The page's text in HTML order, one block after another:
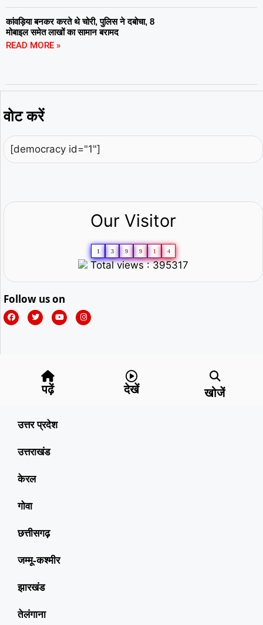
कांवड़िया बनकर करते थे चोरी, पुलिस ने दबोचा, 8
मोबाइल समेत लाखों का सामान बरामद
READ MORE »
वोट करें
[democracy id="1"]
Our Visitor
1 3 9 9 1 4
Total views : 395317
Follow us on
पढ़ें देखें खोजें
उत्तर प्रदेश
उत्तराखंड
केरल
गोवा
छत्तीसगढ़
जम्मू-कश्मीर
झारखंड
तेलंगाना